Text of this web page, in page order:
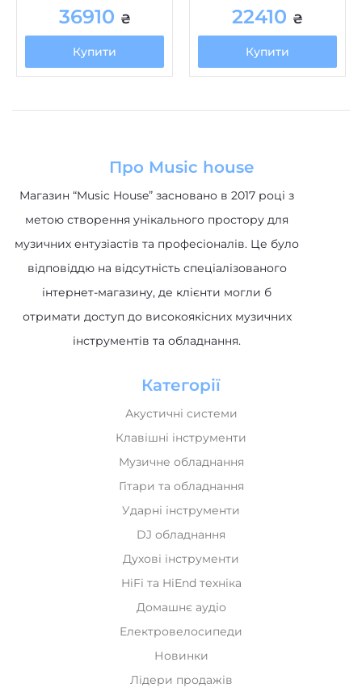
36910 ₴
Купити
22410 ₴
Купити
Про Music house
Магазин “Music House” засновано в 2017 році з
метою створення унікального простору для
музичних ентузіастів та професіоналів. Це було
відповіддю на відсутність спеціалізованого
інтернет-магазину, де клієнти могли б
отримати доступ до високоякісних музичних
інструментів та обладнання.
Категорії
Акустичні системи
Клавішні інструменти
Музичне обладнання
Гітари та обладнання
Ударні інструменти
DJ обладнання
Духові інструменти
HiFi та HiEnd техніка
Домашнє аудіо
Електровелосипеди
Новинки
Лідери продажів